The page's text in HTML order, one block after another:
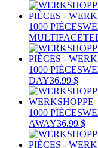
1000 PIÈCES
1000 PIÈCES
DAY36.99 $
1000 PIÈCES
AWAY36.99 $